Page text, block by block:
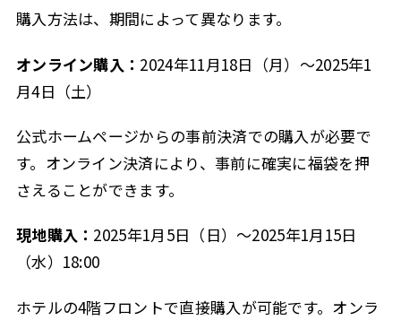
購入方法は、期間によって異なります。
オンライン購入： 2024年11月18日（月）〜2025年1
月4日（土）
公式ホームページからの事前決済での購入が必要で
す。オンライン決済により、事前に確実に福袋を押
さえることができます。
現地購入： 2025年1月5日（日）〜2025年1月15日
（水）18:00
ホテルの4階フロントで直接購入が可能です。オンラ